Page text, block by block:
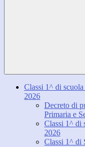
Classi 1^ di
2026
Decreto di
Primaria e
Classi 1^ di
2026
Classi 1^ di